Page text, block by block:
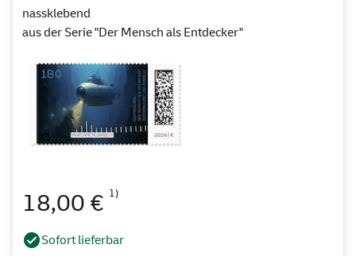
nassklebend
aus der Serie "Der Mensch als Entdecker"
18,00 € 1)
Sofort lieferbar